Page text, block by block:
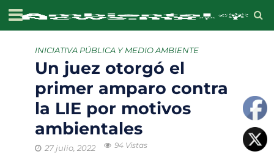
INICIATIVA PÚBLICA Y MEDIO AMBIENTE
Un juez otorgó el
primer amparo contra
la LIE por motivos
ambientales
27 julio, 2022 94 Vistas